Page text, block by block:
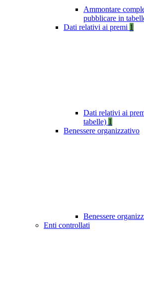
Ammontare
pubblicare in
Dati relativi ai premi 1
Dati relativi ai
tabelle) 1
Benessere organizzativo
Benessere
Enti controllati